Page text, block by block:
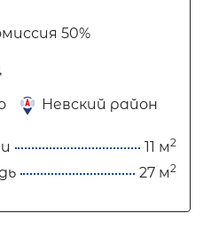
50%
Невский район
11 м2
27 м2